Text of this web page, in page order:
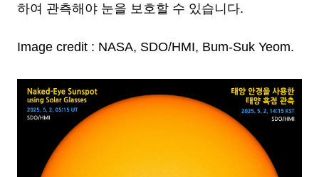
하여 관측해야 눈을 보호할 수 있습니다.
Image credit : NASA, SDO/HMI, Bum-Suk Yeom.